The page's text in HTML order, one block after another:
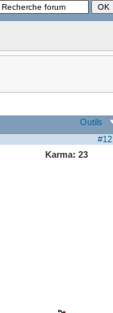
Outils
#12
Karma: 23